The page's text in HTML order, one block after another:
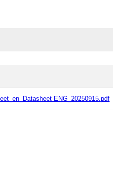
ENG_20250915.pdf